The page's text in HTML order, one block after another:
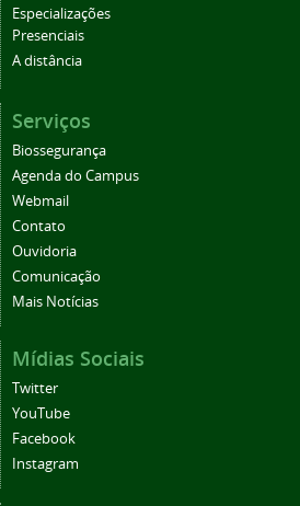
Especializações
Presenciais
A distância
Serviços
Biossegurança
Agenda do Campus
Webmail
Contato
Ouvidoria
Comunicação
Mais Notícias
Mídias Sociais
Twitter
YouTube
Facebook
Instagram